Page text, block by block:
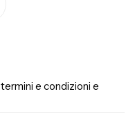
termini e condizioni e